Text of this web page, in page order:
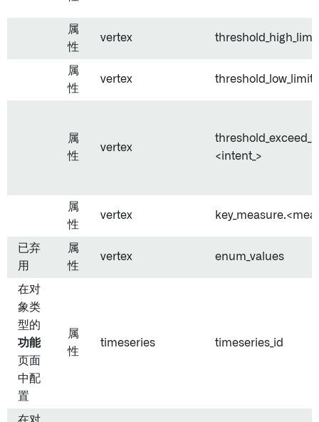
属
性
vertex threshold_high_limit
属
性
vertex threshold_low_limit
属
性
vertex
<intent_>
属
性
vertex
已弃
用
属
性
vertex enum_values
在对
象类
型的
功能
页面
中配
置
属
性
timeseries timeseries_id
在对